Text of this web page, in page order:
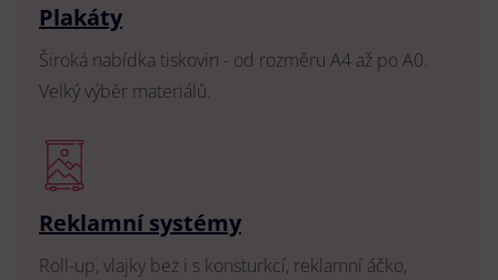
Plakáty
Široká nabídka tiskovin - od rozměru A4 až po A0.
Velký výběr materiálů.
Reklamní systémy
Roll-up, vlajky bez i s konsturkcí, reklamní áčko,